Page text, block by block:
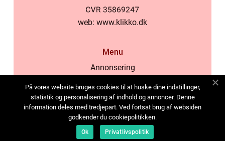
web: www.klikko.dk
Menu
Annonsering
Cookies
Kontakta oss
Sitemap
På vores website bruges cookies til at huske dine indstillinger,
statistik og personalisering af indhold og annoncer. Denne
information deles med tredjepart. Ved fortsat brug af websiden
godkender du cookiepolitikken.
Ok Privatlivspolitik